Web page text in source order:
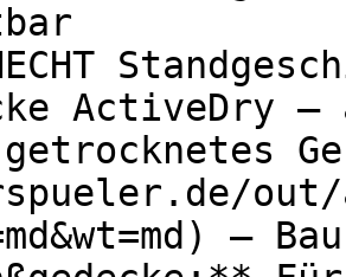
ActiveDry
out/
—